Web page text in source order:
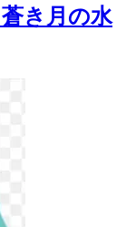
き月の水